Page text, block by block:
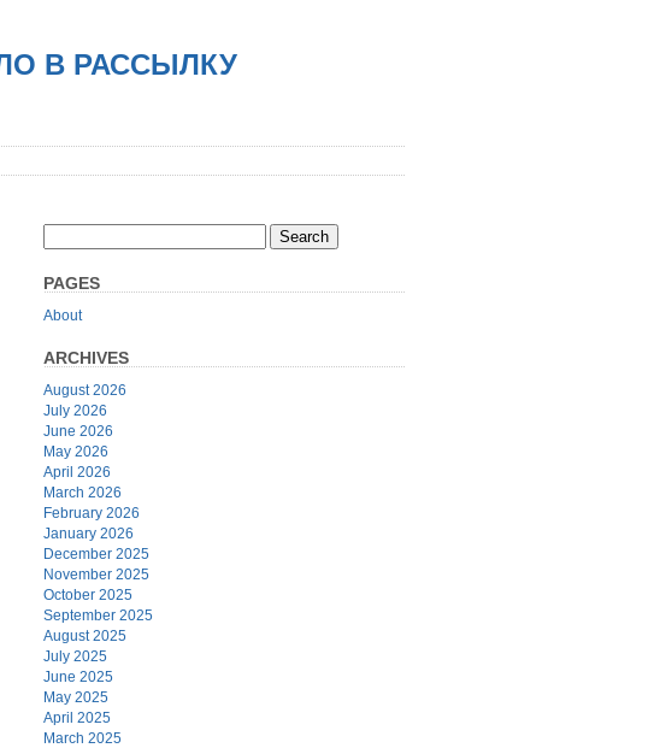
В РАССЫЛКУ
PAGES
About
ARCHIVES
August 2026
July 2026
June 2026
May 2026
April 2026
March 2026
February 2026
January 2026
December 2025
November 2025
October 2025
September 2025
August 2025
July 2025
June 2025
May 2025
April 2025
March 2025